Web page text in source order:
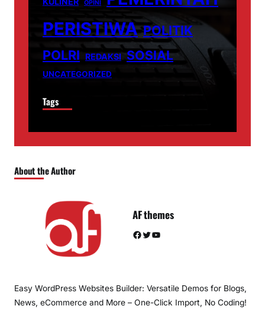
OPINI
PERISTIWA POLITIK
POLRI REDAKSI SOSIAL
UNCATEGORIZED
Tags
About the Author
AF themes
Facebook Twitter YouTube
Easy WordPress Websites Builder: Versatile Demos for Blogs,
News, eCommerce and More – One-Click Import, No Coding!